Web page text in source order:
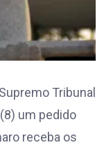
Tribunal
um pedido
receba os